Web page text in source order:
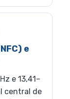
e
e 13,41–
central de